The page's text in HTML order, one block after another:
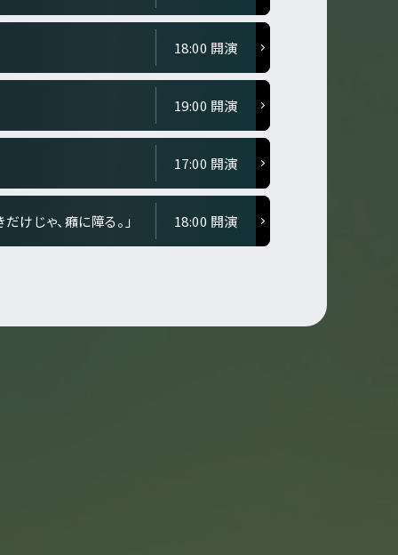
18:00 開演
19:00 開演
17:00 開演
けじゃ、癪に障る。」 18:00 開演